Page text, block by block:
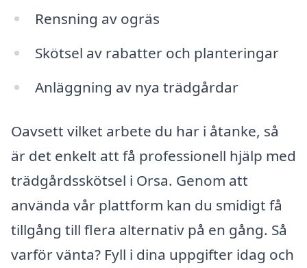
Rensning av ogräs
Skötsel av rabatter och planteringar
Anläggning av nya trädgårdar
Oavsett vilket arbete du har i åtanke, så
är det enkelt att få professionell hjälp med
trädgårdsskötsel i Orsa. Genom att
använda vår plattform kan du smidigt få
tillgång till flera alternativ på en gång. Så
varför vänta? Fyll i dina uppgifter idag och